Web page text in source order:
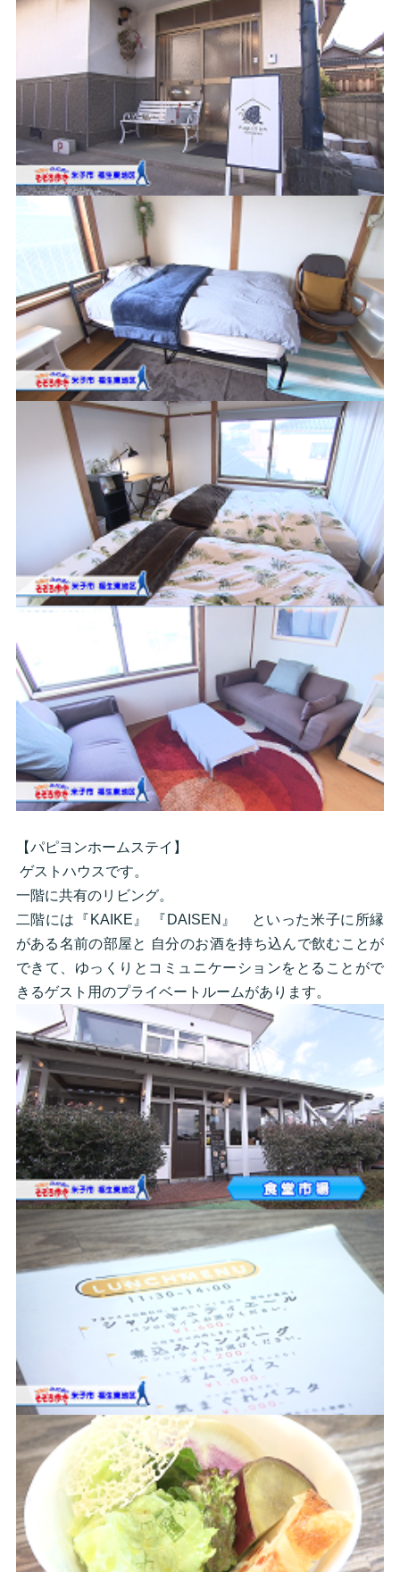
【パピヨンホームステイ】
ゲストハウスです。
一階に共有のリビング。
二階には『KAIKE』 『DAISEN』 といった米子に所縁
がある名前の部屋と 自分のお酒を持ち込んで飲むことが
できて、ゆっくりとコミュニケーションをとることがで
きるゲスト用のプライベートルームがあります。